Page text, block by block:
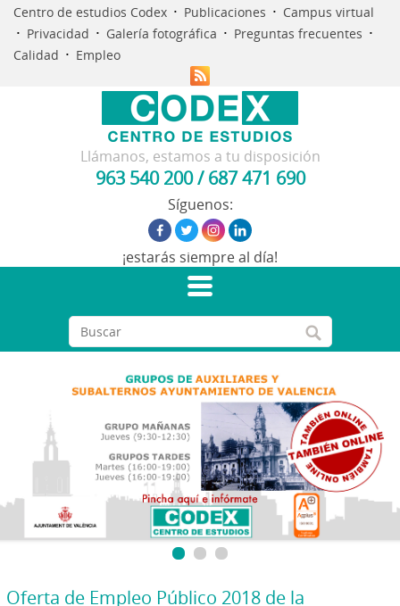
Centro de estudios Codex · Publicaciones · Campus virtual
· Privacidad · Galería fotográfica · Preguntas frecuentes ·
Calidad · Empleo
Llámanos, estamos a tu disposición
963 540 200/687 471 690
Síguenos:
¡estarás siempre al día!
Oferta de Empleo Público 2018 de la